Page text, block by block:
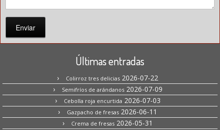
Enviar
Últimas entradas
Colirroz tres delicias 2026-07-22
Semifríos de arándanos 2026-07-09
Cebolla roja encurtida 2026-07-03
Gazpacho de fresas 2026-06-11
Crema de fresas 2026-05-31